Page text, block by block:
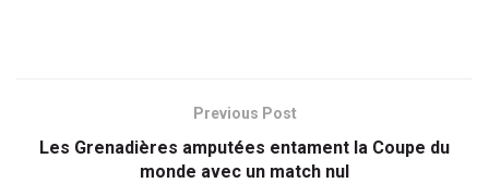
Previous Post
Les Grenadières amputées entament la Coupe du
monde avec un match nul